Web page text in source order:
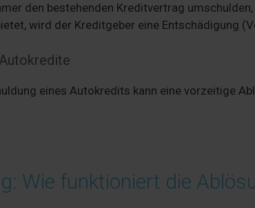
den bestehenden Kreditvertrag
wird der Kreditgeber eine Entschädigung
eines Autokredits kann eine vorzeitige
Wie funktioniert die